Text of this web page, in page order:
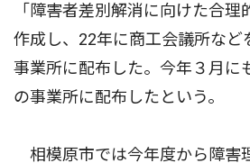
「障害者差別解消に向けた合
作成し、22年に商工会議所など
事業所に配布した。今年３月に
の事業所に配布したという。
相模原市では今年度から障害